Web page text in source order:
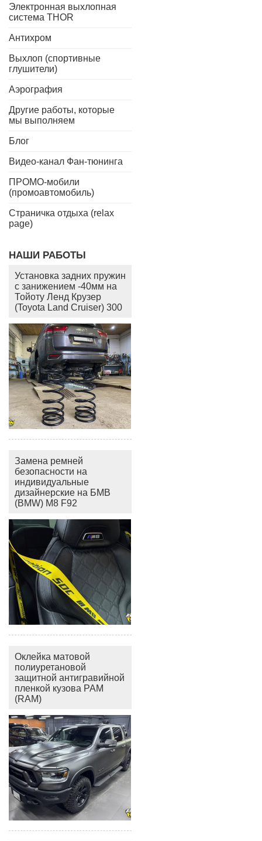
Электронная выхлопная
система THOR
Антихром
Выхлоп (спортивные
глушители)
Аэрография
Другие работы, которые
мы выполняем
Блог
Видео-канал Фан-тюнинга
ПРОМО-мобили
(промоавтомобиль)
Страничка отдыха (relax
page)
НАШИ РАБОТЫ
Установка задних пружин
с занижением -40мм на
Тойоту Ленд Крузер
(Toyota Land Cruiser) 300
Замена ремней
безопасности на
индивидуальные
дизайнерские на БМВ
(BMW) M8 F92
Оклейка матовой
полиуретановой
защитной антигравийной
пленкой кузова РАМ
(RAM)